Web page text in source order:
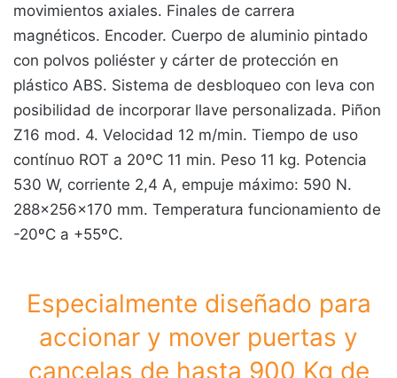
movimientos axiales. Finales de carrera
magnéticos. Encoder. Cuerpo de aluminio pintado
con polvos poliéster y cárter de protección en
plástico ABS. Sistema de desbloqueo con leva con
posibilidad de incorporar llave personalizada. Piñon
Z16 mod. 4. Velocidad 12 m/min. Tiempo de uso
contínuo ROT a 20ºC 11 min. Peso 11 kg. Potencia
530 W, corriente 2,4 A, empuje máximo: 590 N.
288x256x170 mm. Temperatura funcionamiento de
-20ºC a +55ºC.
Especialmente diseñado para
accionar y mover puertas y
cancelas de hasta 900 Kg de